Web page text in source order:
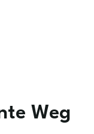
Weg